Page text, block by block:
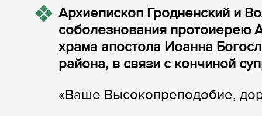
Архиепископ Гродненский и
соболезнования протоиерею
храма апостола Иоанна
района, в связи с кончиной
«Ваше Высокопреподобие,